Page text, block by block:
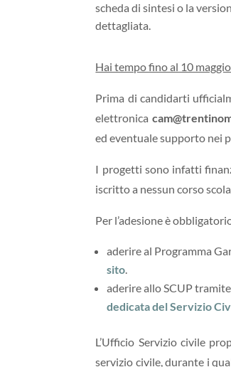
scheda di sintesi o la
dettagliata.
Hai tempo fino al 10
Prima di candidarti
elettronica
ed eventuale supporto nei
I progetti sono infatti
iscritto a nessun corso
Per l’adesione è
aderire al Programma
sito.
aderire allo SCUP
dedicata del Servizio
L’Ufficio Servizio civile
servizio civile, durante i